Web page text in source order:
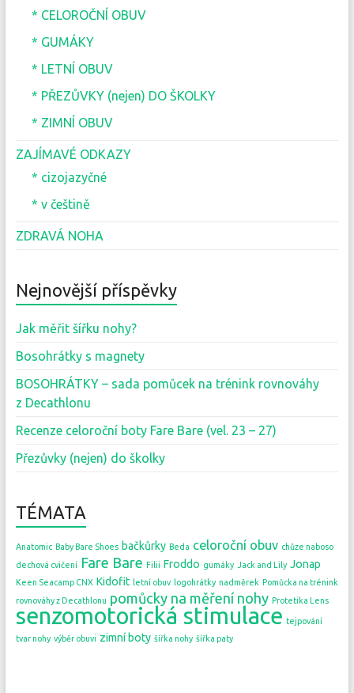
* CELOROČNÍ OBUV
* GUMÁKY
* LETNÍ OBUV
* PŘEZŮVKY (nejen) DO ŠKOLKY
* ZIMNÍ OBUV
ZAJÍMAVÉ ODKAZY
* cizojazyčné
* v češtině
ZDRAVÁ NOHA
Nejnovější příspěvky
Jak měřit šířku nohy?
Bosohrátky s magnety
BOSOHRÁTKY – sada pomůcek na trénink rovnováhy
z Decathlonu
Recenze celoroční boty Fare Bare (vel. 23 – 27)
Přezůvky (nejen) do školky
TÉMATA
Anatomic Baby Bare Shoes bačkůrky Beda celoroční obuv chůze naboso
dechová cvičení Fare Bare Filii Froddo gumáky Jack and Lily Jonap
Keen Seacamp CNX Kidofit letní obuv logohrátky nadměrek Pomůcka na trénink
rovnováhy z Decathlonu pomůcky na měření nohy Protetika Lens
senzomotorická stimulace tejpování
tvar nohy výběr obuvi zimní boty šířka nohy šířka paty